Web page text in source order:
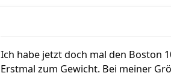
Ich habe jetzt doch mal den Boston
Erstmal zum Gewicht. Bei meiner